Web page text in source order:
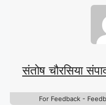
संतोष चौरसिया
For Feedback -